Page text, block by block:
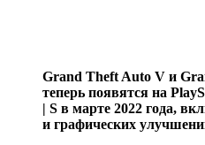
Grand Theft Auto V и
теперь появятся на
| S в марте 2022 года,
и графических